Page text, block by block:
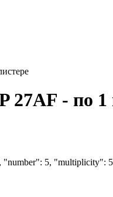
27АF - по
"number": 5, "multiplicity":